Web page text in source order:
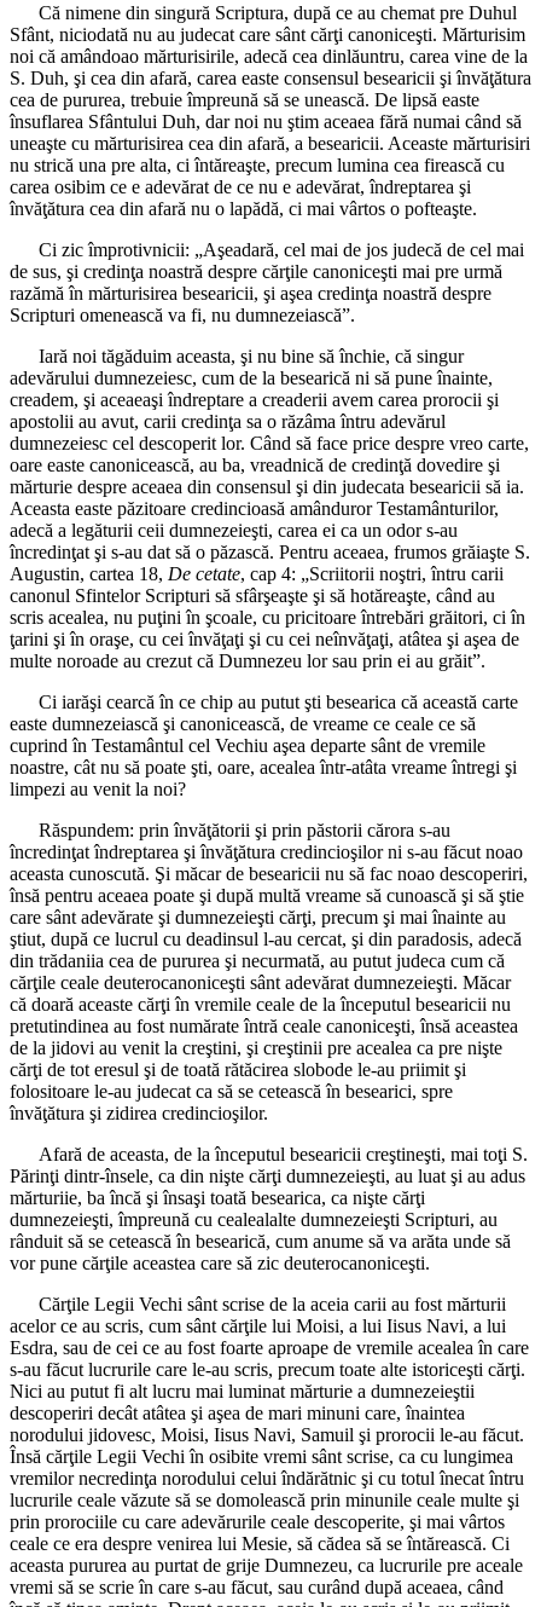
Că nimene din singură Scriptura, după ce au chemat pre Duhul
Sfânt, niciodată nu au judecat care sânt cărţi canoniceşti. Mărturisim
noi că amândoao mărturisirile, adecă cea dinlăuntru, carea vine de la
S. Duh, şi cea din afară, carea easte consensul besearicii şi învăţătura
cea de pururea, trebuie împreună să se unească. De lipsă easte
însuflarea Sfântului Duh, dar noi nu ştim aceaea fără numai când să
uneaşte cu mărturisirea cea din afară, a besearicii. Aceaste mărturisiri
nu strică una pre alta, ci întăreaşte, precum lumina cea firească cu
carea osibim ce e adevărat de ce nu e adevărat, îndreptarea şi
învăţătura cea din afară nu o lapădă, ci mai vârtos o pofteaşte.
Ci zic împrotivnicii: „Aşeadară, cel mai de jos judecă de cel mai
de sus, şi credinţa noastră despre cărţile canoniceşti mai pre urmă
razămă în mărturisirea besearicii, şi aşea credinţa noastră despre
Scripturi omenească va fi, nu dumnezeiască”.
Iară noi tăgăduim aceasta, şi nu bine să închie, că singur
adevărului dumnezeiesc, cum de la besearică ni să pune înainte,
creadem, şi aceaeaşi îndreptare a creaderii avem carea prorocii şi
apostolii au avut, carii credinţa sa o răzâma întru adevărul
dumnezeiesc cel descoperit lor. Când să face price despre vreo carte,
oare easte canonicească, au ba, vreadnică de credinţă dovedire şi
mărturie despre aceaea din consensul şi din judecata besearicii să ia.
Aceasta easte păzitoare credincioasă amânduror Testamânturilor,
adecă a legăturii ceii dumnezeieşti, carea ei ca un odor s-au
încredinţat şi s-au dat să o păzască. Pentru aceaea, frumos grăiaşte S.
Augustin, cartea 18, De cetate, cap 4: „Scriitorii noştri, întru carii
canonul Sfintelor Scripturi să sfârşeaşte şi să hotăreaşte, când au
scris acealea, nu puţini în şcoale, cu pricitoare întrebări grăitori, ci în
ţarini şi în oraşe, cu cei învăţaţi şi cu cei neînvăţaţi, atâtea şi aşea de
multe noroade au crezut că Dumnezeu lor sau prin ei au grăit”.
Ci iarăşi cearcă în ce chip au putut şti besearica că această carte
easte dumnezeiască şi canonicească, de vreame ce ceale ce să
cuprind în Testamântul cel Vechiu aşea departe sânt de vremile
noastre, cât nu să poate şti, oare, acealea într-atâta vreame întregi şi
limpezi au venit la noi?
Răspundem: prin învăţătorii şi prin păstorii cărora s-au
încredinţat îndreptarea şi învăţătura credincioşilor ni s-au făcut noao
aceasta cunoscută. Şi măcar de besearicii nu să fac noao descoperiri,
însă pentru aceaea poate şi după multă vreame să cunoască şi să ştie
care sânt adevărate şi dumnezeieşti cărţi, precum şi mai înainte au
ştiut, după ce lucrul cu deadinsul l-au cercat, şi din paradosis, adecă
din trădaniia cea de pururea şi necurmată, au putut judeca cum că
cărţile ceale deuterocanoniceşti sânt adevărat dumnezeieşti. Măcar
că doară aceaste cărţi în vremile ceale de la începutul besearicii nu
pretutindinea au fost numărate întră ceale canoniceşti, însă aceastea
de la jidovi au venit la creştini, şi creştinii pre acealea ca pre nişte
cărţi de tot eresul şi de toată rătăcirea slobode le-au priimit şi
folositoare le-au judecat ca să se cetească în besearici, spre
învăţătura şi zidirea credincioşilor.
Afară de aceasta, de la începutul besearicii creştineşti, mai toţi S.
Părinţi dintr-însele, ca din nişte cărţi dumnezeieşti, au luat şi au adus
mărturiie, ba încă şi însaşi toată besearica, ca nişte cărţi
dumnezeieşti, împreună cu cealealalte dumnezeieşti Scripturi, au
rânduit să se cetească în besearică, cum anume să va arăta unde să
vor pune cărţile aceastea care să zic deuterocanoniceşti.
Cărţile Legii Vechi sânt scrise de la aceia carii au fost mărturii
acelor ce au scris, cum sânt cărţile lui Moisi, a lui Iisus Navi, a lui
Esdra, sau de cei ce au fost foarte aproape de vremile acealea în care
s-au făcut lucrurile care le-au scris, precum toate alte istoriceşti cărţi.
Nici au putut fi alt lucru mai luminat mărturie a dumnezeieştii
descoperiri decât atâtea şi aşea de mari minuni care, înaintea
norodului jidovesc, Moisi, Iisus Navi, Samuil şi prorocii le-au făcut.
Însă cărţile Legii Vechi în osibite vremi sânt scrise, ca cu lungimea
vremilor necredinţa norodului celui îndărătnic şi cu totul înecat întru
lucrurile ceale văzute să se domolească prin minunile ceale multe şi
prin prorociile cu care adevărurile ceale descoperite, şi mai vârtos
ceale ce era despre venirea lui Mesie, să cădea să se întărească. Ci
aceasta pururea au purtat de grije Dumnezeu, ca lucrurile pre aceale
vremi să se scrie în care s-au făcut, sau curând după aceaea, când